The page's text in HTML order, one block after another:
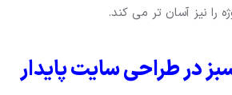
را نیز آسان تر می کند.
در طراحی سایت پایدار